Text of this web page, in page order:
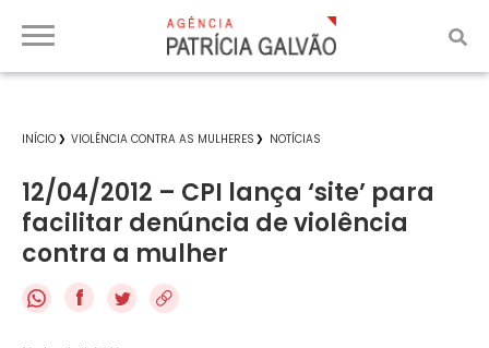
INÍCIO VIOLÊNCIA CONTRA AS MULHERES NOTÍCIAS
12/04/2012 – CPI lança ‘site’ para
facilitar denúncia de violência
contra a mulher
f